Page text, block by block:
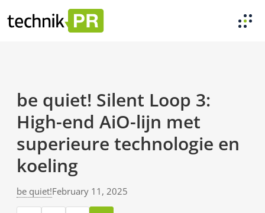
be quiet! Silent Loop 3:
High-end AiO-lijn met
superieure technologie en
koeling
be quiet!February 11, 2025